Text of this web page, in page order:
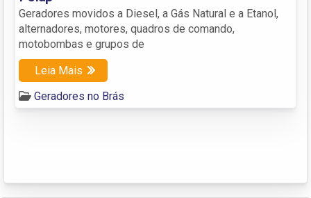
Geradores movidos a Diesel, a Gás Natural e a Etanol,
alternadores, motores, quadros de comando,
motobombas e grupos de
Leia Mais
Geradores no Brás